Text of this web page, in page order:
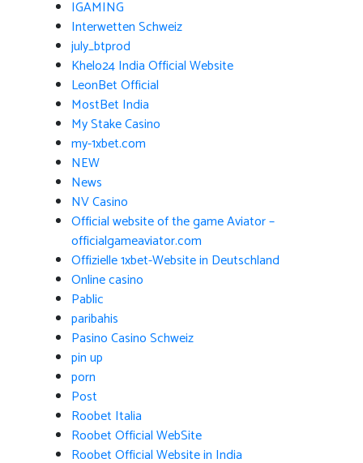
IGAMING
Interwetten Schweiz
july_btprod
Khelo24 India Official Website
LeonBet Official
MostBet India
My Stake Casino
my-1xbet.com
NEW
News
NV Casino
Official website of the game Aviator –
officialgameaviator.com
Offizielle 1xbet-Website in Deutschland
Online casino
Pablic
paribahis
Pasino Casino Schweiz
pin up
porn
Post
Roobet Italia
Roobet Official WebSite
Roobet Official Website in India